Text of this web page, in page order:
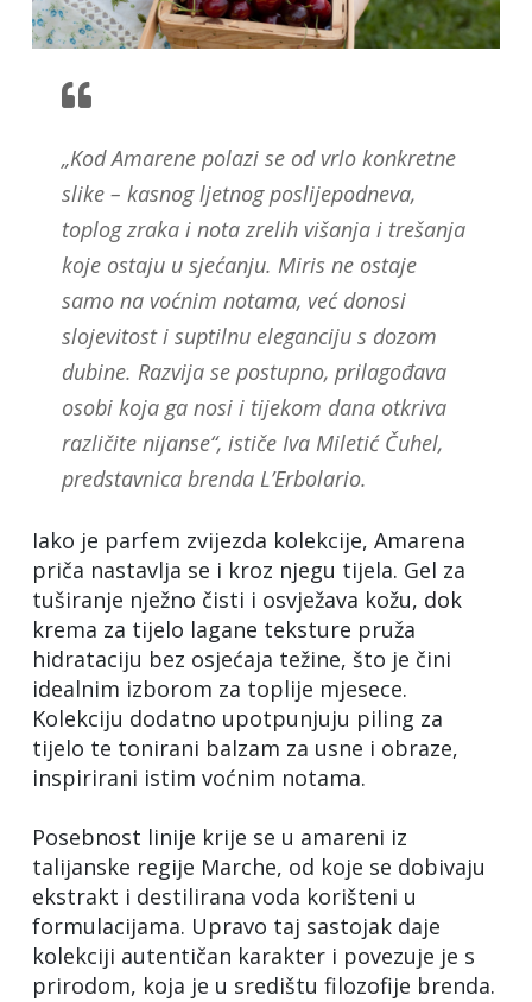
„Kod Amarene polazi se od vrlo konkretne
slike – kasnog ljetnog poslijepodneva,
toplog zraka i nota zrelih višanja i trešanja
koje ostaju u sjećanju. Miris ne ostaje
samo na voćnim notama, već donosi
slojevitost i suptilnu eleganciju s dozom
dubine. Razvija se postupno, prilagođava
osobi koja ga nosi i tijekom dana otkriva
različite nijanse“, ističe Iva Miletić Čuhel,
predstavnica brenda L’Erbolario.
Iako je parfem zvijezda kolekcije, Amarena
priča nastavlja se i kroz njegu tijela. Gel za
tuširanje nježno čisti i osvježava kožu, dok
krema za tijelo lagane teksture pruža
hidrataciju bez osjećaja težine, što je čini
idealnim izborom za toplije mjesece.
Kolekciju dodatno upotpunjuju piling za
tijelo te tonirani balzam za usne i obraze,
inspirirani istim voćnim notama.
Posebnost linije krije se u amareni iz
talijanske regije Marche, od koje se dobivaju
ekstrakt i destilirana voda korišteni u
formulacijama. Upravo taj sastojak daje
kolekciji autentičan karakter i povezuje je s
prirodom, koja je u središtu filozofije brenda.